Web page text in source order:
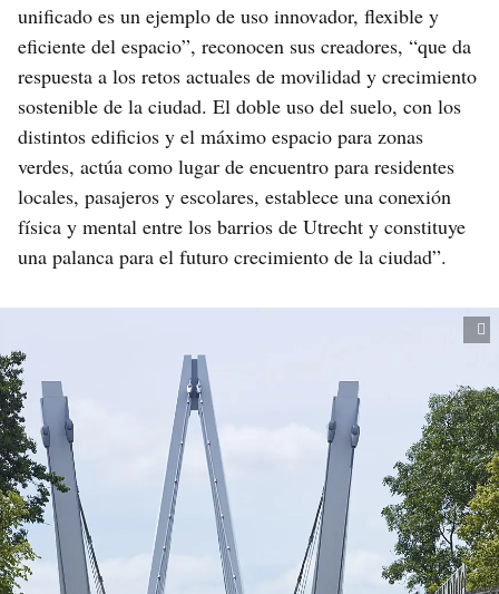
unificado es un ejemplo de uso innovador, flexible y
eficiente del espacio”, reconocen sus creadores, “que da
respuesta a los retos actuales de movilidad y crecimiento
sostenible de la ciudad. El doble uso del suelo, con los
distintos edificios y el máximo espacio para zonas
verdes, actúa como lugar de encuentro para residentes
locales, pasajeros y escolares, establece una conexión
física y mental entre los barrios de Utrecht y constituye
una palanca para el futuro crecimiento de la ciudad”.